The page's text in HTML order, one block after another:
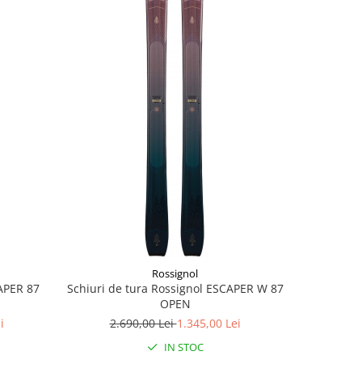
87
Rossignol
Schiuri de tura Rossignol ESCAPER W 87
OPEN
2.690,00 Lei1.345,00 Lei
IN STOC